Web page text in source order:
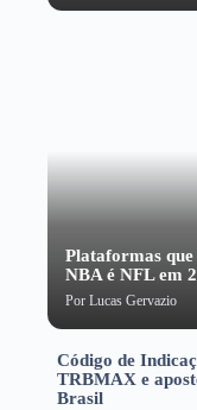
Plataformas
NBA é NFL em
Por Lucas Gervazio
Código de
TRBMAX e
Brasil